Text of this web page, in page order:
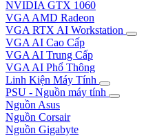
NVIDIA GTX 1060
VGA AMD Radeon
VGA RTX AI Workstation
VGA AI Cao Cấp
VGA AI Trung Cấp
VGA AI Phổ Thông
Linh Kiện Máy Tính
PSU - Nguồn máy tính
Nguồn Asus
Nguồn Corsair
Nguồn Gigabyte